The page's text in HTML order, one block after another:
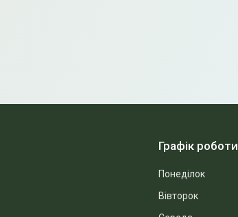
Графік роботи
Понеділок
Вівторок